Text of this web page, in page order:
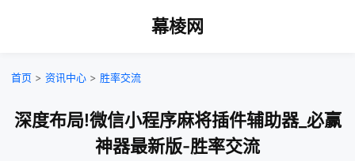
幕棱网
首页 > 资讯中心 > 胜率交流
深度布局!微信小程序麻将插件辅助器_必赢
神器最新版-胜率交流